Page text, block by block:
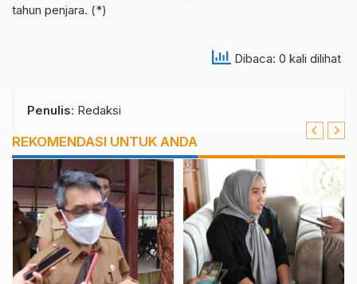
tahun penjara. (*)
Dibaca: 0 kali dilihat
Penulis: Redaksi
REKOMENDASI UNTUK ANDA